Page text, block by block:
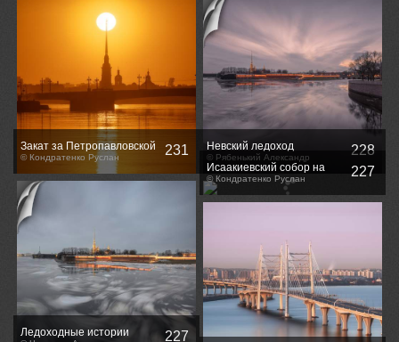
Закат за Петропавловской
крепостью
© Кондратенко Руслан 231 Невский ледоход
© Рябенький Александр 228
Ледоходные истории 227
Исаакиевский собор на
рассвете
© Кондратенко Руслан 227